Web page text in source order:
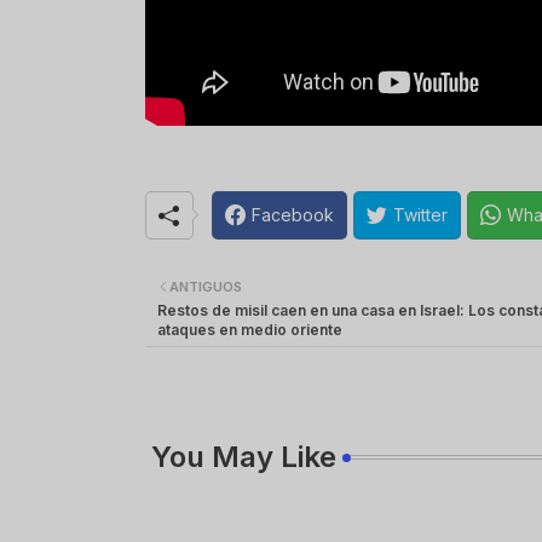
Facebook Twitter
ANTIGUOS
Restos de misil caen en una casa en Israel: Los
ataques en medio oriente
You May Like